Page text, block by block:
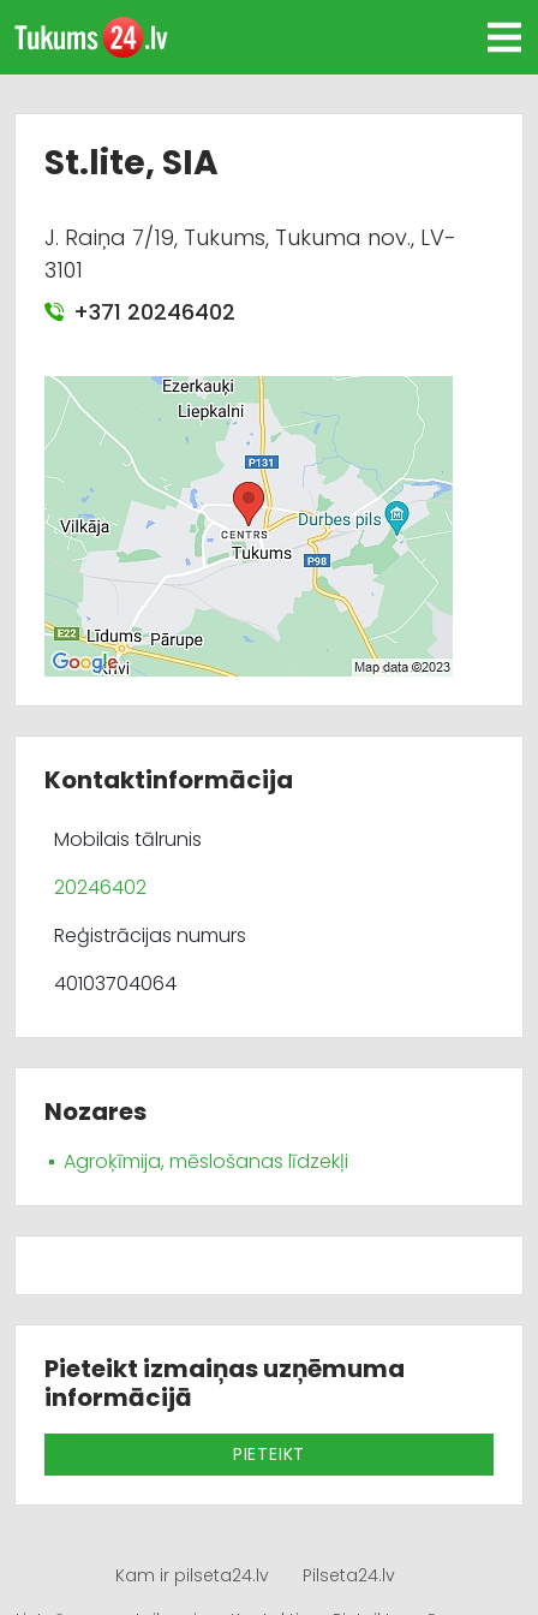
St.lite, SIA
J. Raiņa 7/19, Tukums, Tukuma nov., LV-
3101
+371 20246402
Kontaktinformācija
Mobilais tālrunis
20246402
Reģistrācijas numurs
40103704064
Nozares
Agroķīmija, mēslošanas līdzekļi
Pieteikt izmaiņas uzņēmuma
informācijā
PIETEIKT
Kam ir pilseta24.lv
Pilseta24.lv